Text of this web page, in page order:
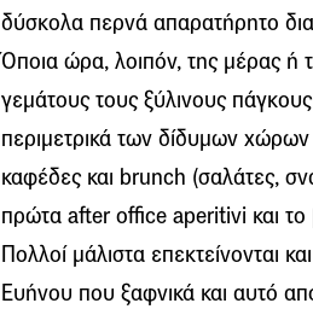
δύσκολα περνά απαρατήρητο
Όποια ώρα, λοιπόν, της μέρας ή
γεμάτους τους ξύλινους
περιμετρικά των δίδυμων χώρων
καφέδες και brunch (σαλάτες,
πρώτα after office aperitivi και το
Πολλοί μάλιστα επεκτείνονται
Ευήνου που ξαφνικά και αυτό